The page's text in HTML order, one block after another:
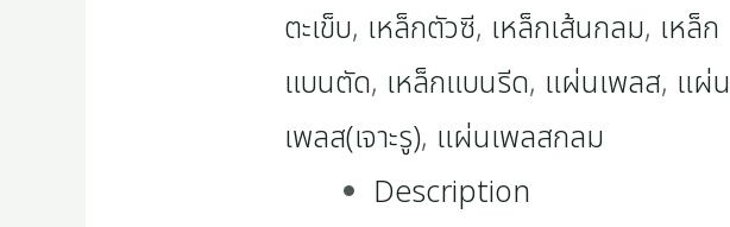
ตะเข็บ, เหล็กตัวซี, เหล็กเส้นกลม, เหล็ก
แบนตัด, เหล็กแบนรีด, แผ่นเพลส, แผ่น
เพลส(เจาะรู), แผ่นเพลสกลม
Description